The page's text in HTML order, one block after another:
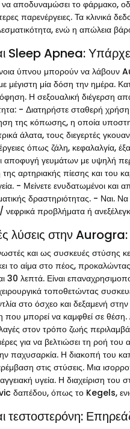
αποδυναμώσει το φάρμακο,
παρενέργειες. Τα κλινικά
ενώ η απώλεια
Sleep Apnea:
ύπνου μπορούν να λάβουν
μέγιστη μία δόση την ημέρα.
Η σεξουαλική διέγερση
- Διατηρήστε σταθερή
της κόπωσης, η οποία
άλατα, τους διεγερτές
όπως ζάλη,
αποφυγή γευμάτων με υψηλή
αρτηριακής πίεσης και του
- Μείνετε ενυδατωμένοι
δραστηριότητας. - Ναι.
προβλήματα ή
λύσεις στην
και ως συσκευές στύσης
το αίμα στο πέος,
30 λεπτά. Είναι
τοποθετώντας
στο όσχεο και δεξαμενή
μπορεί να καμφθεί σε θέση.
στον τρόπο ζωής
για να βελτιώσει τη ροή του
παχυσαρκία. Η διακοπή του
στις στύσεις. Μια
υγεία. Η διαχείριση
δαπέδου, όπως το Kegels,